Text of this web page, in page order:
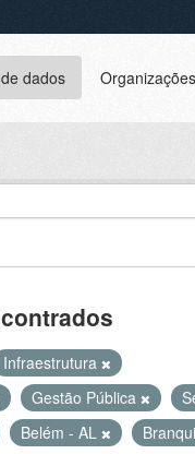
dados Organizações
Infraestrutura
Gestão Pública
Belém - AL